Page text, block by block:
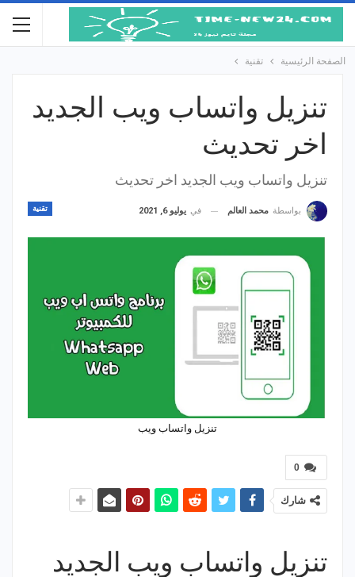
الصفحة الرئيسية تقنية
تنزيل واتساب ويب الجديد
اخر تحديث
تنزيل واتساب ويب الجديد اخر تحديث
تقنية بواسطة محمد العالم في يوليو 6, 2021
تنزيل واتساب ويب
0
شارك
تنزيل واتساب ويب الجديد